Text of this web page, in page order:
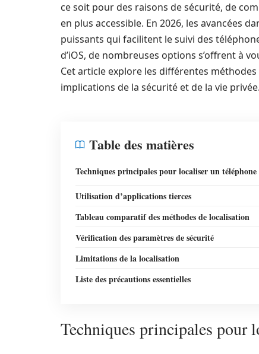
ce soit pour des raisons de sécurité, de
en plus accessible. En 2026, les avancées
puissants qui facilitent le suivi des
d’iOS, de nombreuses options s’offrent à
Cet article explore les différentes
implications de la sécurité et de la vie privée.
Table des matières
Techniques principales pour localiser un téléphone
Utilisation d’applications tierces
Tableau comparatif des méthodes de localisation
Vérification des paramètres de sécurité
Limitations de la localisation
Liste des précautions essentielles
Techniques principales pour